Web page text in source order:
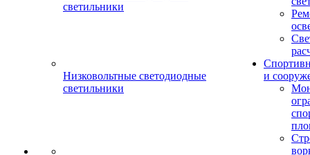
светильники
Низковольтные светодиодные
светильники
и